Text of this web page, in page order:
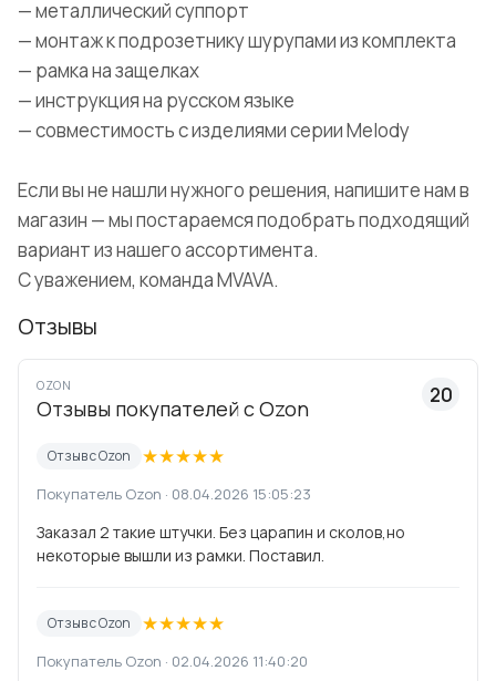
— металлический суппорт
— монтаж к подрозетнику шурупами из комплекта
— рамка на защелках
— инструкция на русском языке
— совместимость с изделиями серии Melody
Если вы не нашли нужного решения, напишите нам в
магазин — мы постараемся подобрать подходящий
вариант из нашего ассортимента.
С уважением, команда MVAVA.
Отзывы
OZON
Отзывы покупателей с Ozon
20
Отзыв с Ozon ★★★★★
Покупатель Ozon · 08.04.2026 15:05:23
Заказал 2 такие штучки. Без царапин и сколов,но
некоторые вышли из рамки. Поставил.
Отзыв с Ozon ★★★★★
Покупатель Ozon · 02.04.2026 11:40:20